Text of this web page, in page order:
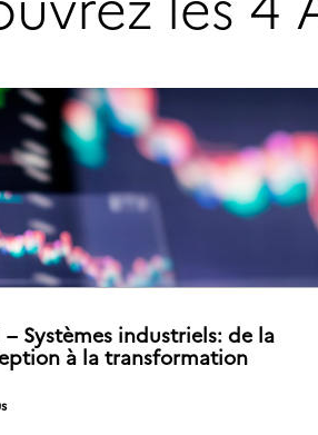
– Systèmes industriels: de la
à la transformation